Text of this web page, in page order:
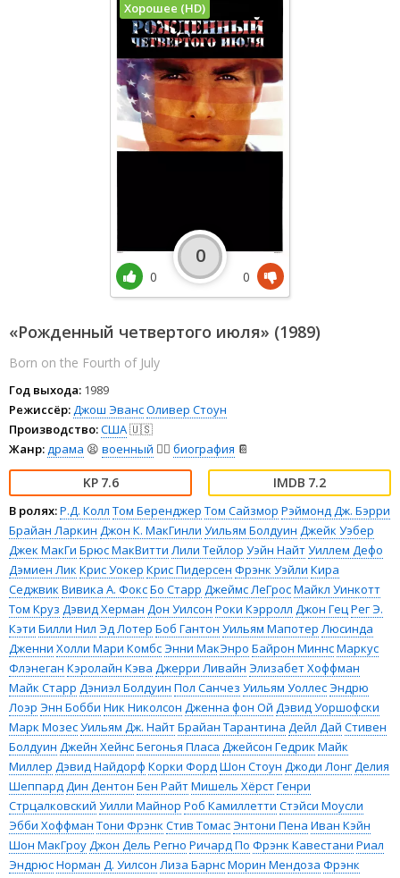
«Рожденный четвертого июля» (1989)
Born on the Fourth of July
Год выхода: 1989
Режиссёр:Джош ЭвансОливер Стоун
Производство:США🇺🇸
Жанр:драма 😫 военный 👨‍✈️ биография 📔
7.6 7.2
В ролях:Р.Д. Колл Том Беренджер Том Сайзмор Рэймонд Дж. Бэрри
Брайан Ларкин Джон К. МакГинли Уильям Болдуин Джейк Уэбер
Джек МакГи Брюс МакВитти Лили Тейлор Уэйн НайтУиллем Дефо
Дэмиен Лик Крис Уокер Крис Пидерсен Фрэнк Уэйли Кира
Седжвик Вивика А. ФоксБо Старр Джеймс ЛеГросМайкл Уинкотт
Том Круз Дэвид Херман Дон Уилсон Роки Кэрролл Джон ГецРег Э.
Кэти Билли Нил Эд Лотер Боб Гантон Уильям Мапотер Люсинда
Дженни Холли Мари КомбсЭнни МакЭнро Байрон МиннсМаркус
Флэнеган Кэролайн Кэва Джерри Ливайн Элизабет Хоффман
Майк Старр Дэниэл Болдуин Пол Санчез Уильям УоллесЭндрю
Лоэр Энн Бобби Ник Николсон Дженна фон Ой Дэвид Уоршофски
Марк МозесУильям Дж. НайтБрайан Тарантина Дейл Дай Стивен
Болдуин Джейн ХейнсБегонья Пласа Джейсон Гедрик Майк
Миллер Дэвид Найдорф Корки ФордШон Стоун Джоди ЛонгДелия
ШеппардДин Дентон Бен РайтМишель ХёрстГенри
Стрцалковский Уилли Майнор Роб Камиллетти Стэйси Моусли
Эбби Хоффман Тони Фрэнк Стив ТомасЭнтони Пена Иван Кэйн
Шон МакГроуДжон Дель Регно Ричард По Фрэнк Кавестани Риал
ЭндрюсНорман Д. Уилсон Лиза БарнсМорин Мендоза Фрэнк
Хорошее (HD)
0
0
0